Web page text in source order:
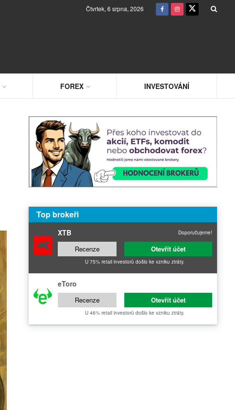
Čtvrtek, 6 srpna, 2026
FOREX INVESTOVÁNÍ
Top brokeři
XTB Doporučujeme!
Recenze Otevřít účet
U 75% retail investorů došlo ke vzniku ztráty.
eToro
Recenze Otevřít účet
U 46% retail investorů došlo ke vzniku ztráty.